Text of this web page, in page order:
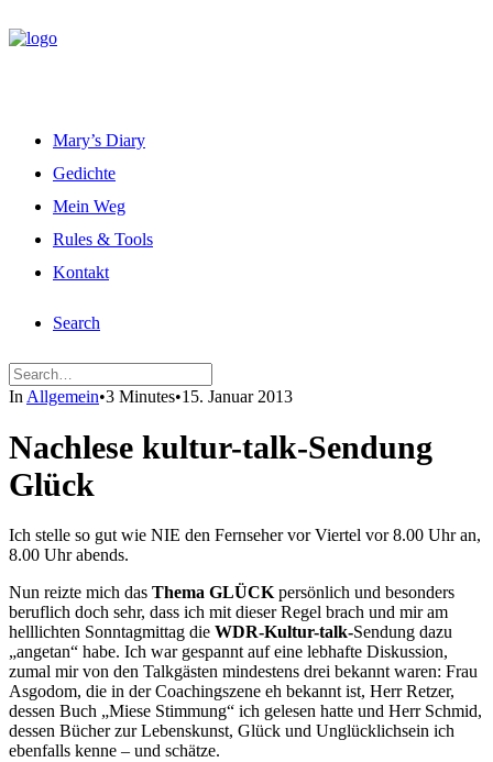
Mary’s Diary
Gedichte
Mein Weg
Rules & Tools
Kontakt
Search
In Allgemein•3 Minutes•15. Januar 2013
Nachlese kultur-talk-Sendung
Glück
Ich stelle so gut wie NIE den Fernseher vor Viertel vor 8.00 Uhr an,
8.00 Uhr abends.
Nun reizte mich das Thema GLÜCK persönlich und besonders
beruflich doch sehr, dass ich mit dieser Regel brach und mir am
helllichten Sonntagmittag die WDR-Kultur-talk-Sendung dazu
„angetan“ habe. Ich war gespannt auf eine lebhafte Diskussion,
zumal mir von den Talkgästen mindestens drei bekannt waren: Frau
Asgodom, die in der Coachingszene eh bekannt ist, Herr Retzer,
dessen Buch „Miese Stimmung“ ich gelesen hatte und Herr Schmid,
dessen Bücher zur Lebenskunst, Glück und Unglücklichsein ich
ebenfalls kenne – und schätze.